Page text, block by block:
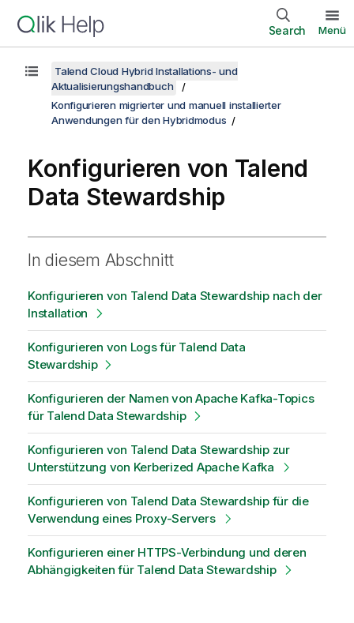
Search Menü
Talend Cloud Hybrid Installations- und
Aktualisierungshandbuch
Konfigurieren migrierter und manuell installierter
Anwendungen für den Hybridmodus
Konfigurieren von Talend
Data Stewardship
In diesem Abschnitt
Konfigurieren von Talend Data Stewardship nach der
Installation
Konfigurieren von Logs für Talend Data
Stewardship
Konfigurieren der Namen von Apache Kafka-Topics
für Talend Data Stewardship
Konfigurieren von Talend Data Stewardship zur
Unterstützung von Kerberized Apache Kafka
Konfigurieren von Talend Data Stewardship für die
Verwendung eines Proxy-Servers
Konfigurieren einer HTTPS-Verbindung und deren
Abhängigkeiten für Talend Data Stewardship